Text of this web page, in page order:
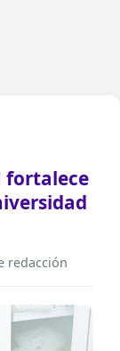
fortalece
redacción